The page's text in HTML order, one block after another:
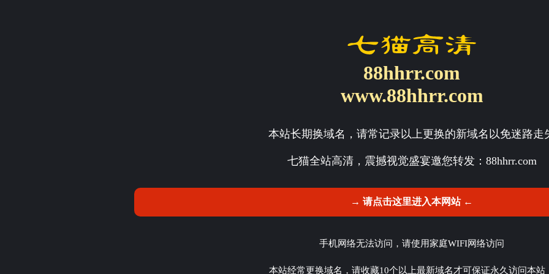
88hhrr.com
www.88hhrr.com
本站长期换域名，请常记录以上更换的新域名以免迷路走
七猫全站高清，震撼视觉盛宴邀您转发： 88hhrr.com
→ 请点击这里进入本网站 ←
手机网络无法访问，请使用家庭WIFI网络访问
本站经常更换域名，请收藏10个以上最新域名才可保证永久访问本站